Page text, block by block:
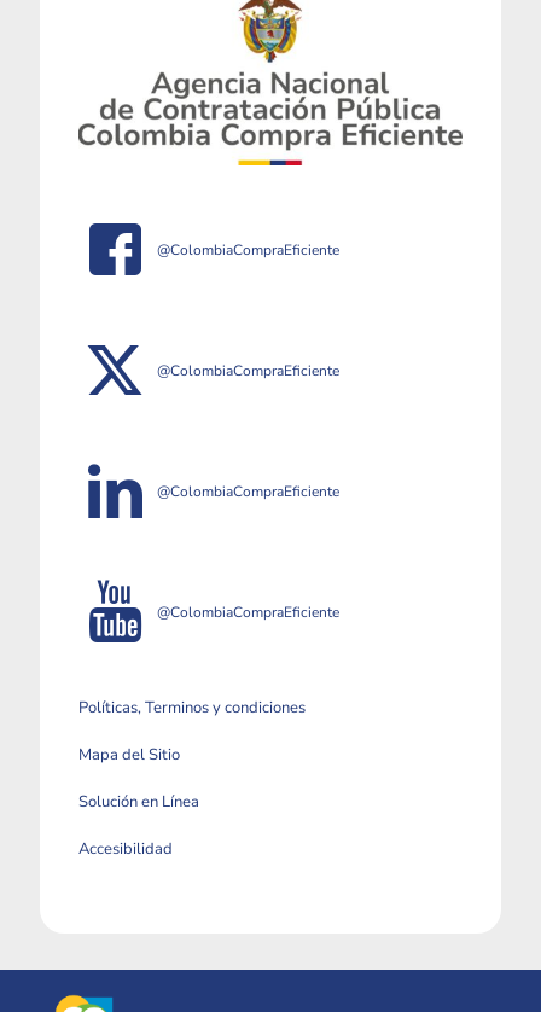
@ColombiaCompraEficiente
@ColombiaCompraEficiente
@ColombiaCompraEficiente
@ColombiaCompraEficiente
Políticas, Terminos y condiciones
Mapa del Sitio
Solución en Línea
Accesibilidad